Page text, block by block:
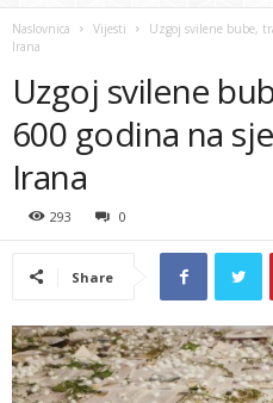
Naslovnica Vijesti
Uzgoj svilene bube,
Irana
Uzgoj svilene
600 godina na
Irana
293 0
Share